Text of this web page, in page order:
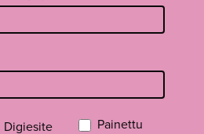
Digiesite
Painettu